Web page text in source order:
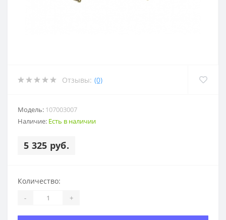
Отзывы: (0)
Модель: 107003007
Наличие: Есть в наличии
5 325 руб.
Количество:
- +